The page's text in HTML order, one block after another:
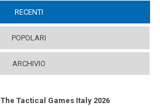
RECENTI
POPOLARI
ARCHIVIO
The Tactical Games Italy 2026